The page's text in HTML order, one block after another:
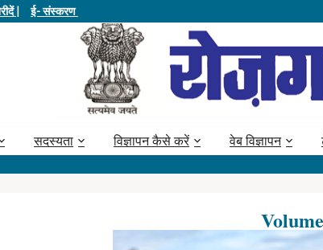
| ई- संस्करण
सदस्यता विज्ञापन कैसे करें वेब विज्ञापन